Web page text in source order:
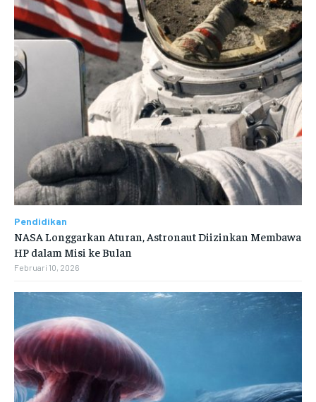
Pendidikan
NASA Longgarkan Aturan, Astronaut Diizinkan Membawa
HP dalam Misi ke Bulan
Februari 10, 2026